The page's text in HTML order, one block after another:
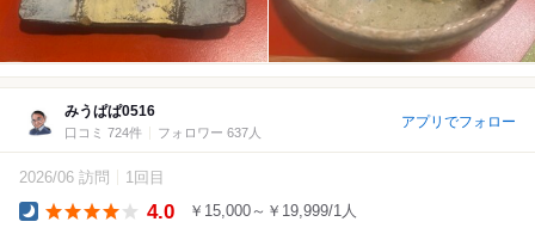
みうぱぱ0516
口コミ 724件 フォロワー 637人
アプリでフォロー
2026/06 訪問 1回目
4.0 ￥15,000～￥19,999/1人